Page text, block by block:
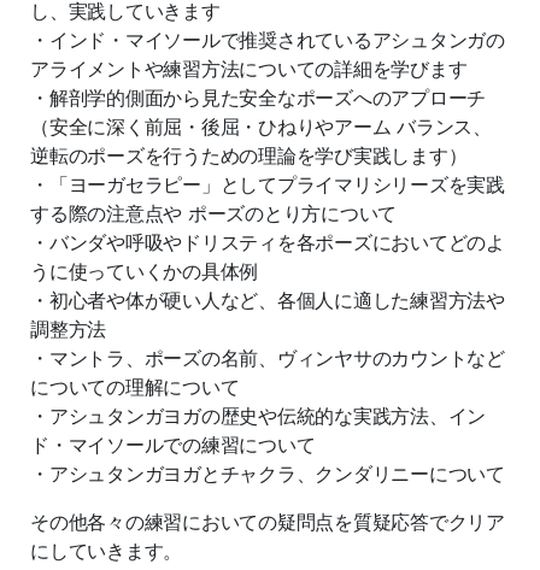
し、実践していきます
・インド・マイソールで推奨されているアシュタンガの
アライメントや練習方法についての詳細を学びます
・解剖学的側面から見た安全なポーズへのアプローチ
（安全に深く前屈・後屈・ひねりやアーム バランス、
逆転のポーズを行うための理論を学び実践します）
・「ヨーガセラピー」としてプライマリシリーズを実践
する際の注意点や ポーズのとり方について
・バンダや呼吸やドリスティを各ポーズにおいてどのよ
うに使っていくかの具体例
・初心者や体が硬い人など、各個人に適した練習方法や
調整方法
・マントラ、ポーズの名前、ヴィンヤサのカウントなど
についての理解について
・アシュタンガヨガの歴史や伝統的な実践方法、イン
ド・マイソールでの練習について
・アシュタンガヨガとチャクラ、クンダリニーについて
その他各々の練習においての疑問点を質疑応答でクリア
にしていきます。